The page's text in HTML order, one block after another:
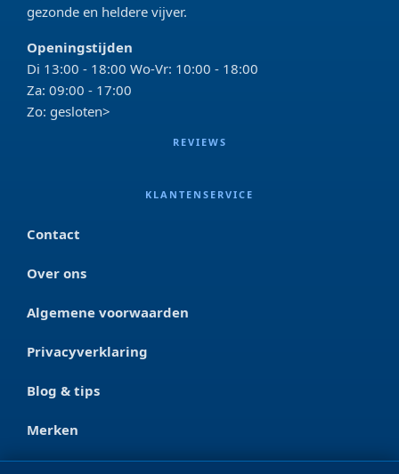
gezonde en heldere vijver.
Openingstijden
Di 13:00 - 18:00 Wo-Vr: 10:00 - 18:00
Za: 09:00 - 17:00
Zo: gesloten>
REVIEWS
KLANTENSERVICE
Contact
Over ons
Algemene voorwaarden
Privacyverklaring
Blog & tips
Merken